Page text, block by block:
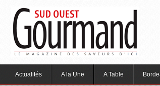
Actualités A la Une A Table